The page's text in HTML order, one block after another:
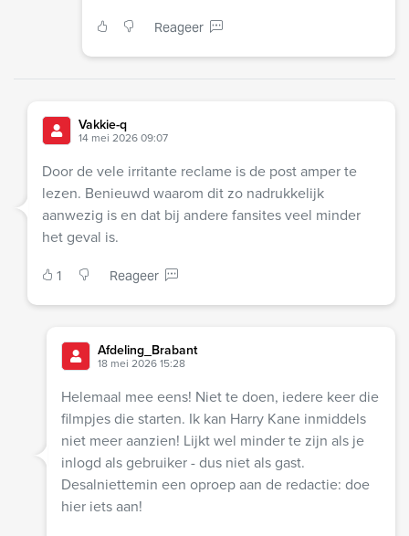
Reageer
Vakkie-q
14 mei 2026 09:07
Door de vele irritante reclame is de post amper te
lezen. Benieuwd waarom dit zo nadrukkelijk
aanwezig is en dat bij andere fansites veel minder
het geval is.
1 Reageer
Afdeling_Brabant
18 mei 2026 15:28
Helemaal mee eens! Niet te doen, iedere keer die
filmpjes die starten. Ik kan Harry Kane inmiddels
niet meer aanzien! Lijkt wel minder te zijn als je
inlogd als gebruiker - dus niet als gast.
Desalniettemin een oproep aan de redactie: doe
hier iets aan!